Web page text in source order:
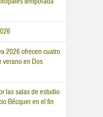
2026 ofrecen cuatro
verano en Dos
las salas de estudio
Bécquer en el fin